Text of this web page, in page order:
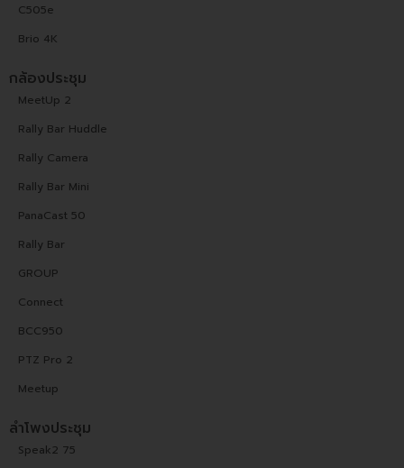
C505e
Brio 4K
กล้องประชุม
MeetUp 2
Rally Bar Huddle
Rally Camera
Rally Bar Mini
PanaCast 50
Rally Bar
GROUP
Connect
BCC950
PTZ Pro 2
Meetup
ลำโพงประชุม
Speak2 75